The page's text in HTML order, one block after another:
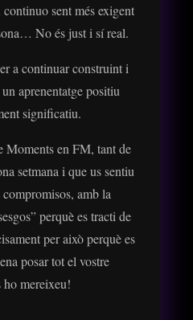
continuo sent més exigent
No és just i sí real.
a continuar construint i
aprenentatge positiu
significatiu.
Moments en FM, tant de
setmana i que us sentiu
compromisos, amb la
perquè es tracti de
per això perquè es
posar tot el vostre
mereixeu!